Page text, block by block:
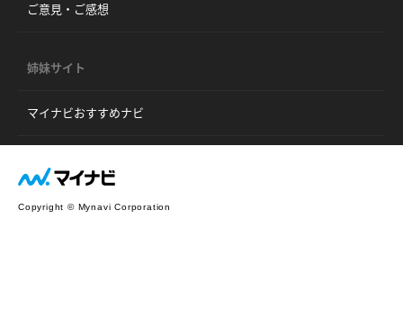
ご意見・ご感想
姉妹サイト
マイナビおすすめナビ
Copyright © Mynavi Corporation